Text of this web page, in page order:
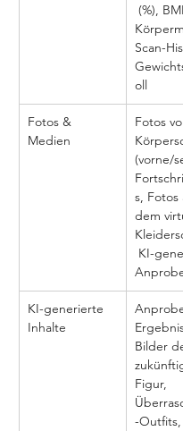
(%),
Scan-
oll
Fotos &
Medien
Fotos
(vorne/
s, Fotos
dem
KI-
KI-generierte
Inhalte
Bilder
Figur,
-Outfits,